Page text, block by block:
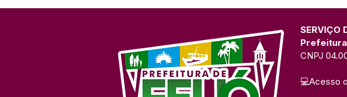
SERVIÇO
CNPJ
💻Acesso